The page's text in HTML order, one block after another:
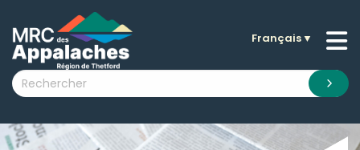
submenu (La MRC )
submenu (Citoyens )
submenu (Visiteurs )
Français▼